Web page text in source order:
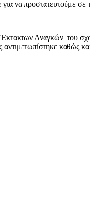
να προστατευτούμε σε
Αναγκών του
καθώς